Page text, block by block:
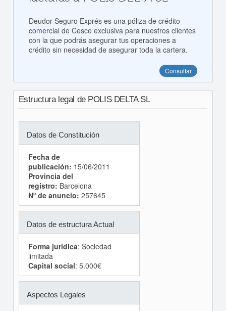
Deudor Seguro Exprés es una póliza de crédito
comercial de Cesce exclusiva para nuestros clientes
con la que podrás asegurar tus operaciones a
crédito sin necesidad de asegurar toda la cartera.
Consultar
Estructura legal de POLIS DELTA SL
Datos de Constitución
Fecha de
publicación: 15/06/2011
Provincia del
registro: Barcelona
Nº de anuncio: 257645
Datos de estructura Actual
Forma jurídica: Sociedad
limitada
Capital social: 5.000€
Aspectos Legales